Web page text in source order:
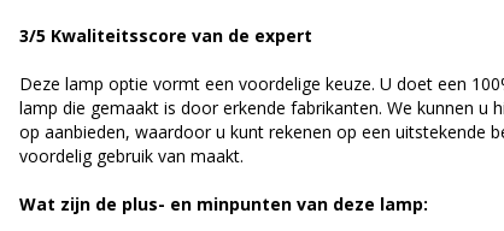
3/5 Kwaliteitsscore van de expert
Deze lamp optie vormt een voordelige keuze. U doet een
lamp die gemaakt is door erkende fabrikanten. We kunnen u
op aanbieden, waardoor u kunt rekenen op een uitstekende
voordelig gebruik van maakt.
Wat zijn de plus- en minpunten van deze lamp: